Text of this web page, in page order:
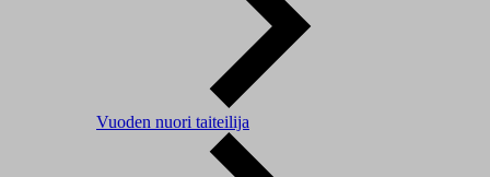
Vuoden nuori taiteilija